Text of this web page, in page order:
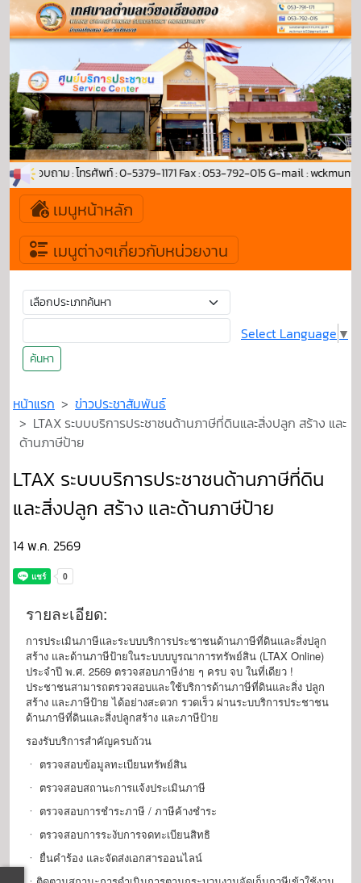
อสอบถาม : โทรศัพท์ : 0-5379-1171 Fax : 053-792-015 G-mail :
เมนูหน้าหลัก
เมนูต่างๆเกี่ยวกับหน่วยงาน
ค้นหา
Select Language ▼
หน้าแรก
ข่าวประชาสัมพันธ์
LTAX ระบบบริการประชาชนด้านภาษีที่ดินและสิ่งปลูก สร้าง และ
ด้านภาษีป้าย
LTAX ระบบบริการประชาชนด้านภาษีที่ดิน
และสิ่งปลูก สร้าง และด้านภาษีป้าย
14 พ.ค. 2569
รายละเอียด:
การประเมินภาษีและระบบบริการประชาชนด้านภาษีที่ดินและสิ่งปลูก
สร้าง และด้านภาษีป้ายในระบบบบูรณาการทรัพย์สิน (LTAX Online)
ประจำปี พ.ศ. 2569 ตรวจสอบภาษีง่าย ๆ ครบ จบ ในที่เดียว !
ประชาชนสามารถตรวจสอบและใช้บริการด้านภาษีที่ดินและสิ่ง ปลูก
สร้าง และภาษีป้าย ได้อย่างสะดวก รวดเร็ว ผ่านระบบริการประชาชน
ด้านภาษีที่ดินและสิ่งปลูกสร้าง และภาษีป้าย
รองรับบริการสำคัญครบถ้วน
ㆍ ตรวจสอบข้อมูลทะเบียนทรัพย์สิน
ㆍ ตรวจสอบสถานะการแจ้งประเมินภาษี
ㆍ ตรวจสอบการชำระภาษี / ภาษีค้างชำระ
ㆍ ตรวจสอบการระงับการจดทะเบียนสิทธิ
ㆍ ยื่นคำร้อง และจัดส่งเอกสารออนไลน์